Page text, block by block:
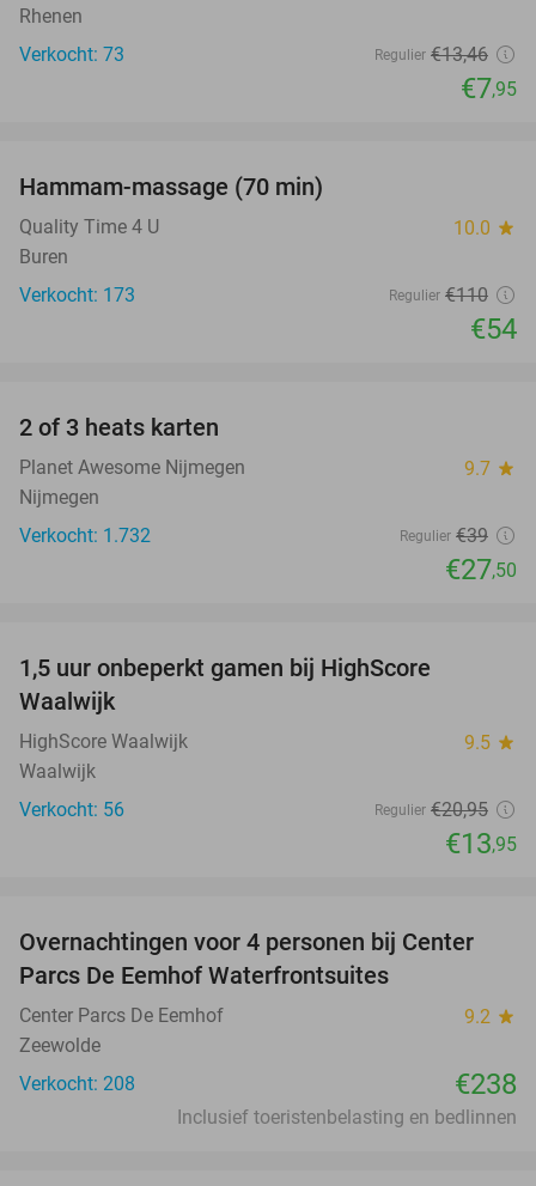
Rhenen
Verkocht: 73
Regulier €13,46
€7,95
Hammam-massage (70 min)
Quality Time 4 U 10.0 star
Buren
Verkocht: 173
Regulier €110
€54
2 of 3 heats karten
Planet Awesome Nijmegen 9.7 star
Nijmegen
Verkocht: 1.732
Regulier €39
€27,50
TODAY
1,5 uur onbeperkt gamen bij HighScore
Waalwijk
HighScore Waalwijk 9.5 star
Waalwijk
Verkocht: 56
Regulier €20,95
€13,95
Overnachtingen voor 4 personen bij Center
Parcs De Eemhof Waterfrontsuites
Center Parcs De Eemhof 9.2 star
Zeewolde
Verkocht: 208
€238
Inclusief toeristenbelasting en bedlinnen